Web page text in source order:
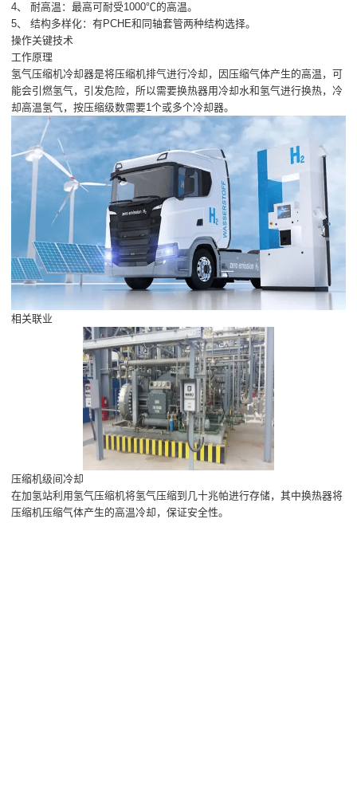
4、 耐高温：最高可耐受1000℃的高温。
5、 结构多样化：有PCHE和同轴套管两种结构选择。
操作关键技术
工作原理
氢气压缩机冷却器是将压缩机排气进行冷却，因压缩气体产生的高温，可
能会引燃氢气，引发危险，所以需要换热器用冷却水和氢气进行换热，冷
却高温氢气，按压缩级数需要1个或多个冷却器。
相关联业
压缩机级间冷却
在加氢站利用氢气压缩机将氢气压缩到几十兆帕进行存储，其中换热器将
压缩机压缩气体产生的高温冷却，保证安全性。